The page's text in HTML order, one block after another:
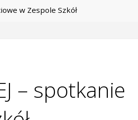
w Zespole Szkół
– spotkanie